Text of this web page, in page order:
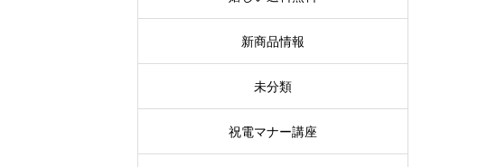
新商品情報
未分類
祝電マナー講座